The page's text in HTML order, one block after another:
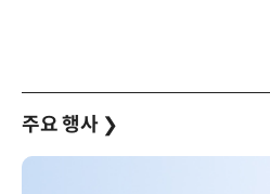
주요 행사 ❯